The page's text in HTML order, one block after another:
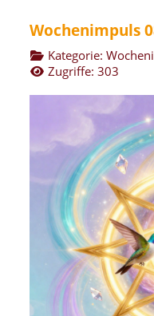
Wochenimpuls
Kategorie:
Zugriffe: 303